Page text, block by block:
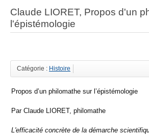
Claude LIORET, Propos d'un
l'épistémologie
Catégorie : Histoire
Propos d’un philomathe sur l’épistémologie
Par Claude LIORET, philomathe
L'efficacité concrète de la démarche